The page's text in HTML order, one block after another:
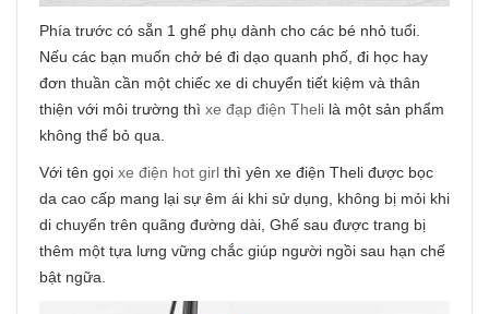
Phía trước có sẵn 1 ghế phụ dành cho các bé nhỏ tuổi.
Nếu các bạn muốn chở bé đi dạo quanh phố, đi học hay
đơn thuần cần một chiếc xe di chuyển tiết kiệm và thân
thiện với môi trường thì xe đạp điện Theli là một sản phẩm
không thể bỏ qua.
Với tên gọi xe điện hot girl thì yên xe điện Theli được bọc
da cao cấp mang lại sự êm ái khi sử dụng, không bị mỏi khi
di chuyển trên quãng đường dài, Ghế sau được trang bị
thêm một tựa lưng vững chắc giúp người ngồi sau hạn chế
bật ngữa.